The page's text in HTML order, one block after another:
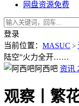
网盘资源免费
登录
当前位置： MASUC >
陆空”火力全开……
阿西吧 资讯
观察丨繁